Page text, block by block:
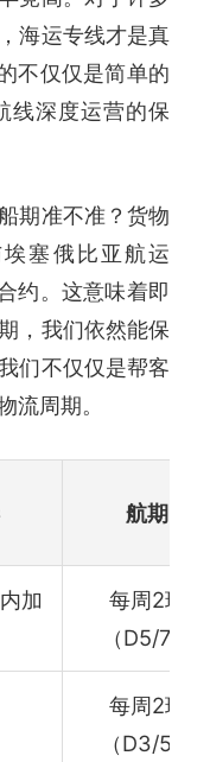
海运专线才是真
不仅仅是简单的
线深度运营的保
期准不准？货物
塞俄比亚航运
约。这意味着即
，我们依然能保
们不仅仅是帮客
流周期。
航期
加
每周2班
（D5/7）
每周2班
（D3/5）